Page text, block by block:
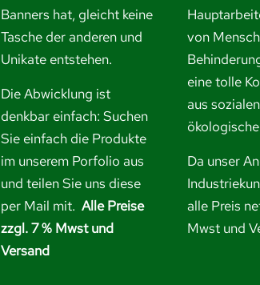
Banners hat, gleicht keine
Tasche der anderen und
Unikate entstehen.
Die Abwicklung ist
denkbar einfach: Suchen
Sie einfach die Produkte
im unserem Porfolio aus
und teilen Sie uns diese
per Mail mit. Alle Preise
zzgl. 7 % Mwst und
Versand
von
eine tolle
aus
Da unser
alle Preis
Mwst und